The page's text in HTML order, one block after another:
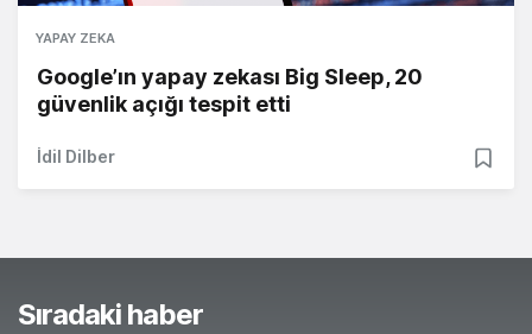
YAPAY ZEKA
Google’ın yapay zekası Big Sleep, 20
güvenlik açığı tespit etti
İdil Dilber
Sıradaki haber